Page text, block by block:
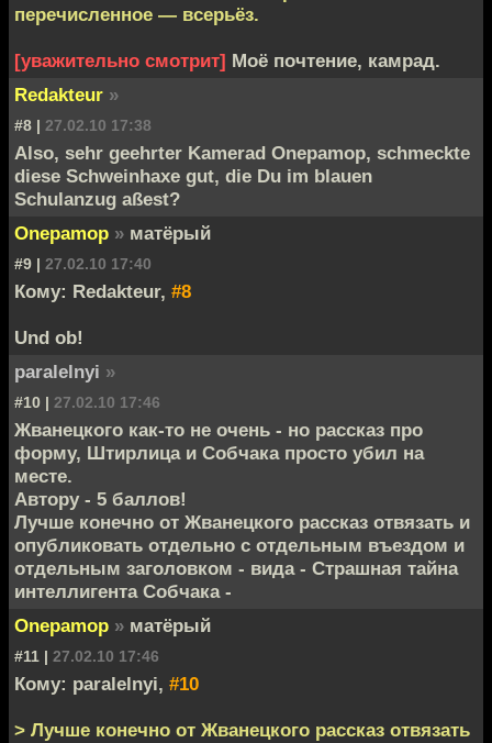
перечисленное — всерьёз.
[уважительно смотрит] Моё почтение, камрад.
Redakteur »
#8 | 27.02.10 17:38
Also, sehr geehrter Kamerad Onepamop, schmeckte
diese Schweinhaxe gut, die Du im blauen
Schulanzug aßest?
Onepamop » матёрый
#9 | 27.02.10 17:40
Кому: Redakteur, #8
Und ob!
paralelnyi »
#10 | 27.02.10 17:46
Жванецкого как-то не очень - но рассказ про
форму, Штирлица и Собчака просто убил на
месте.
Автору - 5 баллов!
Лучше конечно от Жванецкого рассказ отвязать и
опубликовать отдельно с отдельным въездом и
отдельным заголовком - вида - Страшная тайна
интеллигента Собчака -
Onepamop » матёрый
#11 | 27.02.10 17:46
Кому: paralelnyi, #10
> Лучше конечно от Жванецкого рассказ отвязать